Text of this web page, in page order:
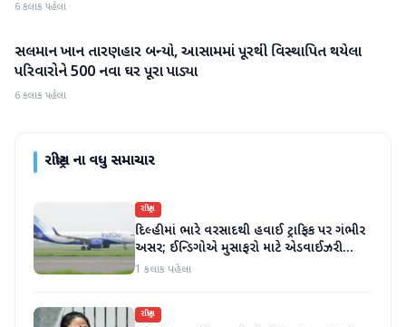
6 કલાક પહેલા
રાષ્ટ્રીય
સલમાન ખાન તારણહાર બન્યો, આસામમાં પૂરથી વિસ્થાપિત થયેલા
પરિવારોને 500 નવા ઘર પૂરા પાડ્યા
6 કલાક પહેલા
રાષ્ટ્રીયના વધુ સમાચાર
રાષ્ટ્રીય
દિલ્હીમાં ભારે વરસાદથી હવાઈ ટ્રાફિક પર ગંભીર
અસર; ઈન્ડિગોએ મુસાફરો માટે એડવાઈઝરી
જાહેર કરી
1 કલાક પહેલા
રાષ્ટ્રીય